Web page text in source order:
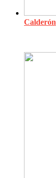
Calderón